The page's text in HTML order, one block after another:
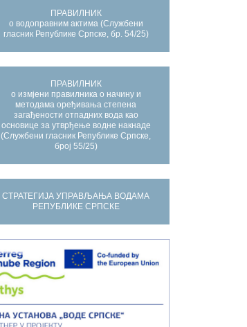
ПРАВИЛНИК
о водоправним актима (Службени
гласник Републике Српске, бр. 54/25)
ПРАВИЛНИК
о измјени правилника о начину и
методама оређивања степена
загађености отпадних вода као
основице за утврђење водне накнаде
(Службени гласник Републике Српске,
број 55/25)
СТРАТЕГИЈА УПРАВЉАЊА ВОДАМА
РЕПУБЛИКЕ СРПСКЕ